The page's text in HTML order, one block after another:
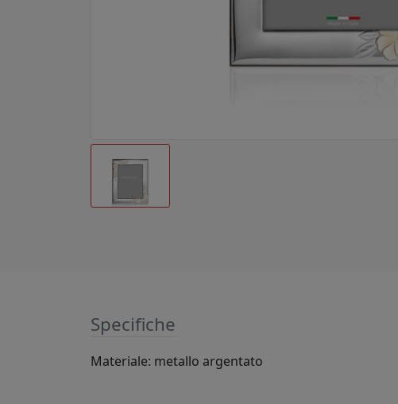
Specifiche
Materiale: metallo argentato